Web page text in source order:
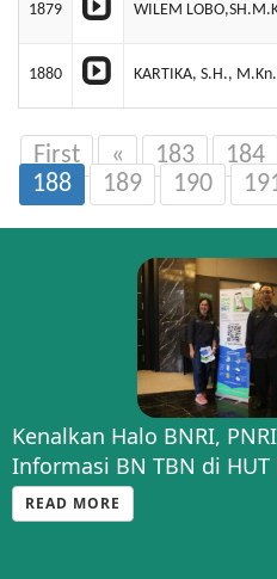
1879 WILEM
1880 KARTIKA, S.H., M.Kn.
First « 183 184
188
189 190
Kenalkan Halo BNRI,
Informasi BN TBN di HUT
READ MORE